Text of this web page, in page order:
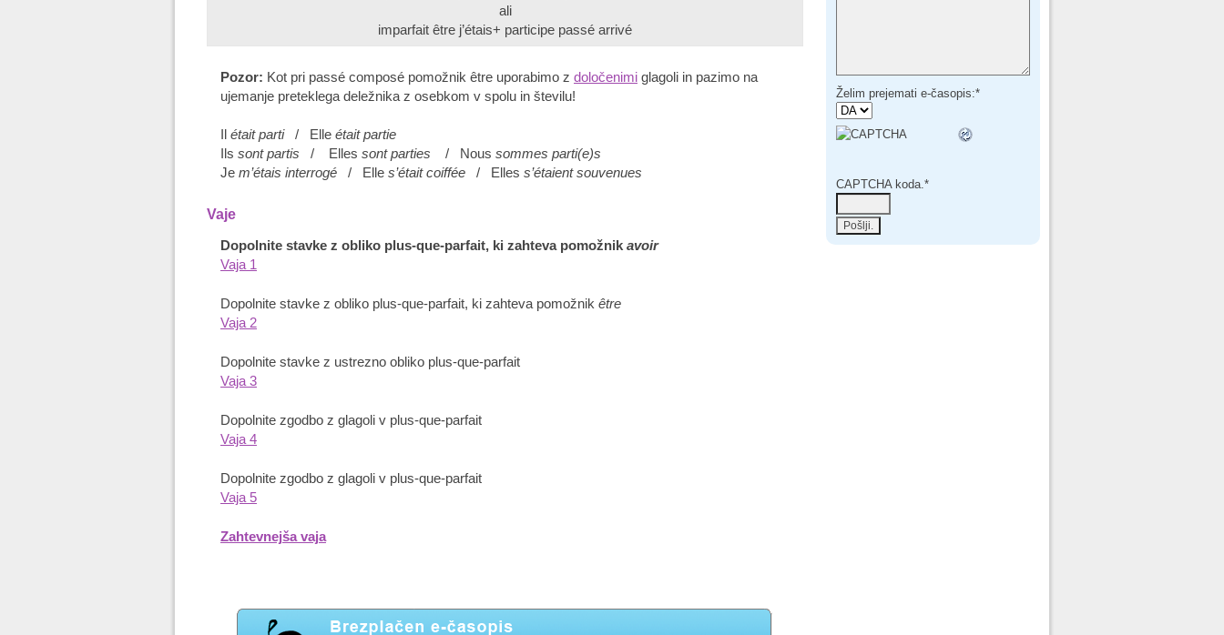
ali
imparfait être j’étais+ participe passé arrivé
Pozor: Kot pri passé composé pomožnik être uporabimo z določenimi glagoli in pazimo na
ujemanje preteklega deležnika z osebkom v spolu in številu!
était parti/ Elle était partie
Ils sont partis / Elles sont parties / Nous sommes parti(e)s
Je m’étais interrogé / Elle s’était coiffée / Elles s’étaient souvenues
Vaje
Dopolnite stavke z obliko plus-que-parfait, ki zahteva pomožnik avoir
Vaja 1
Dopolnite stavke z obliko plus-que-parfait, ki zahteva pomožnik être
Vaja 2
Dopolnite stavke z ustrezno obliko plus-que-parfait
Vaja 3
Dopolnite zgodbo z glagoli v plus-que-parfait
Vaja 4
Dopolnite zgodbo z glagoli v plus-que-parfait
Vaja 5
Zahtevnejša vaja
Želim prejemati e-časopis:*
CAPTCHA koda.*